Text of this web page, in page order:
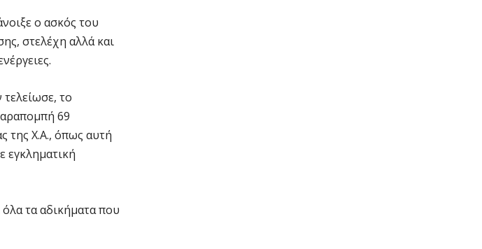
ο ασκός του
στελέχη αλλά και
το
69
της Χ.Α., όπως αυτή
εγκληματική
τα αδικήματα που